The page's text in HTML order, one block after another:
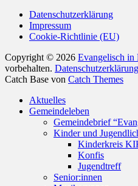
Datenschutzerklärung
Impressum
Cookie-Richtlinie (EU)
Copyright © 2026 Evangelisch in
vorbehalten. Datenschutzerklärung
Catch Base von Catch Themes
oben
scrollen
Aktuelles
Gemeindeleben
Gemeindebrief
Kinder und
Kinderkreis
Konfis
Jugendtreff
Senior:innen